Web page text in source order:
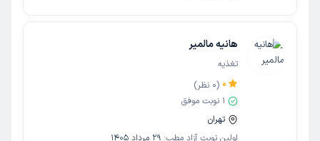
هانیه مالمیر
تغذیه
0
(
0 نظر)
1 نوبت موفق
تهران
اولین نوبت آزاد مطب: 29 مرداد 1405